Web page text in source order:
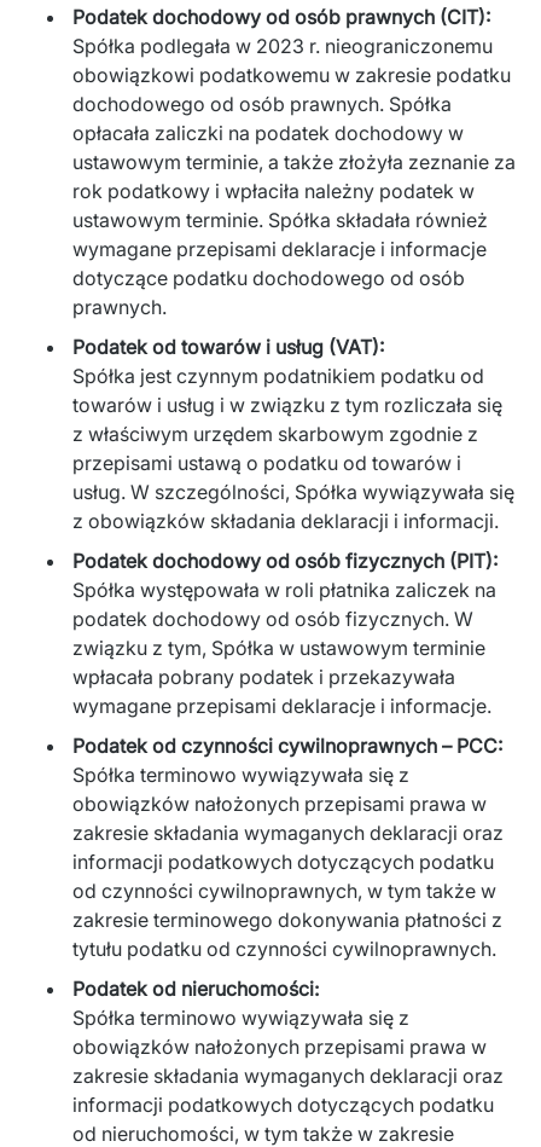
Podatek dochodowy od osób prawnych (CIT):
Spółka podlegała w 2023 r. nieograniczonemu
obowiązkowi podatkowemu w zakresie podatku
dochodowego od osób prawnych. Spółka
opłacała zaliczki na podatek dochodowy w
ustawowym terminie, a także złożyła zeznanie za
rok podatkowy i wpłaciła należny podatek w
ustawowym terminie. Spółka składała również
wymagane przepisami deklaracje i informacje
dotyczące podatku dochodowego od osób
prawnych.
Podatek od towarów i usług (VAT):
Spółka jest czynnym podatnikiem podatku od
towarów i usług i w związku z tym rozliczała się
z właściwym urzędem skarbowym zgodnie z
przepisami ustawą o podatku od towarów i
usług. W szczególności, Spółka wywiązywała się
z obowiązków składania deklaracji i informacji.
Podatek dochodowy od osób fizycznych (PIT):
Spółka występowała w roli płatnika zaliczek na
podatek dochodowy od osób fizycznych. W
związku z tym, Spółka w ustawowym terminie
wpłacała pobrany podatek i przekazywała
wymagane przepisami deklaracje i informacje.
Podatek od czynności cywilnoprawnych – PCC:
Spółka terminowo wywiązywała się z
obowiązków nałożonych przepisami prawa w
zakresie składania wymaganych deklaracji oraz
informacji podatkowych dotyczących podatku
od czynności cywilnoprawnych, w tym także w
zakresie terminowego dokonywania płatności z
tytułu podatku od czynności cywilnoprawnych.
Podatek od nieruchomości:
Spółka terminowo wywiązywała się z
obowiązków nałożonych przepisami prawa w
zakresie składania wymaganych deklaracji oraz
informacji podatkowych dotyczących podatku
od nieruchomości, w tym także w zakresie